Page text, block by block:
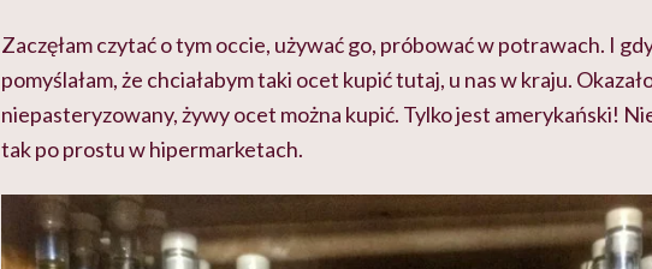
Zaczęłam czytać o tym occie, używać go, próbować w potrawach. I
pomyślałam, że chciałabym taki ocet kupić tutaj, u nas w kraju.
niepasteryzowany, żywy ocet można kupić. Tylko jest amerykański!
tak po prostu w hipermarketach.